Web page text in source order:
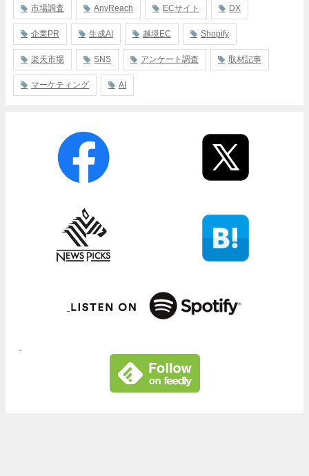
市場調査 AnyReach ECサイト DX
企業PR 生成AI 越境EC Shopify
楽天市場 SNS アンケート調査 取材記事
マーケティング AI